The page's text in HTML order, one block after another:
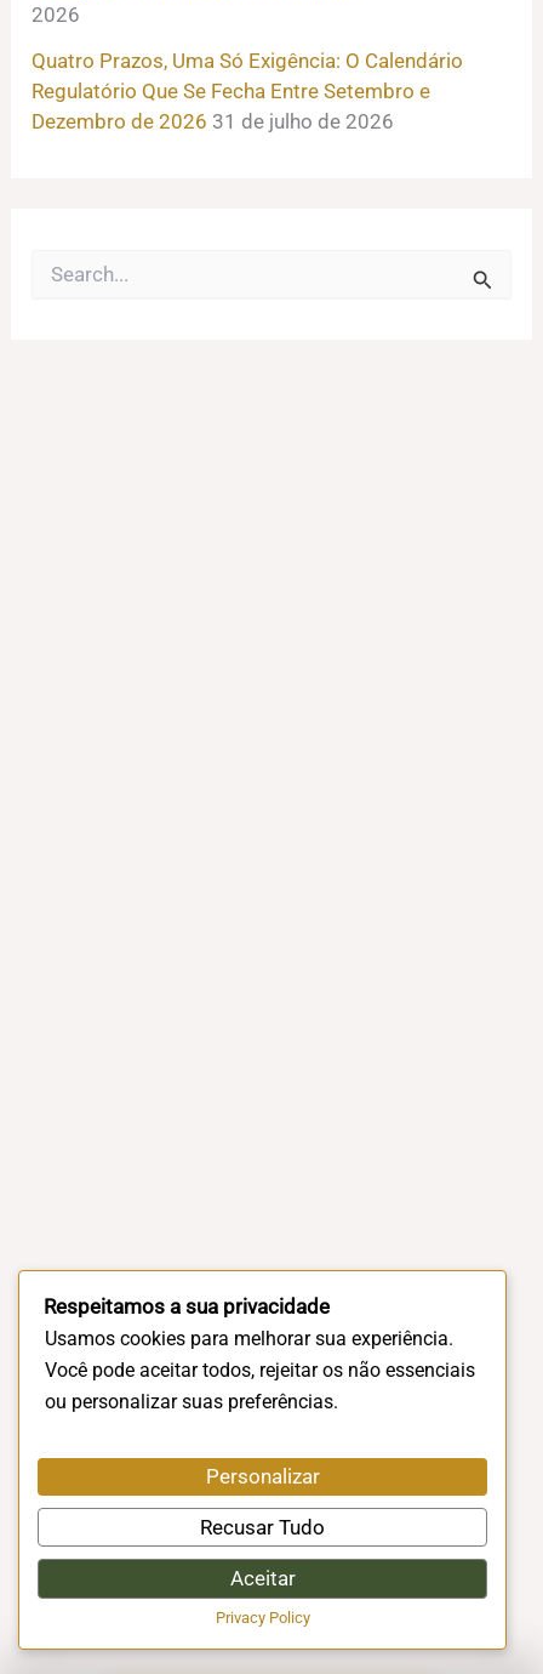
2026
Quatro Prazos, Uma Só Exigência: O Calendário
Regulatório Que Se Fecha Entre Setembro e
Dezembro de 2026 31 de julho de 2026
Respeitamos a sua privacidade
Usamos cookies para melhorar sua experiência.
Você pode aceitar todos, rejeitar os não essenciais
ou personalizar suas preferências.
Personalizar
Recusar Tudo
Aceitar
Privacy Policy